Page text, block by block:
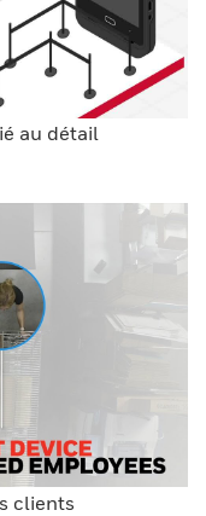
au détail
clients